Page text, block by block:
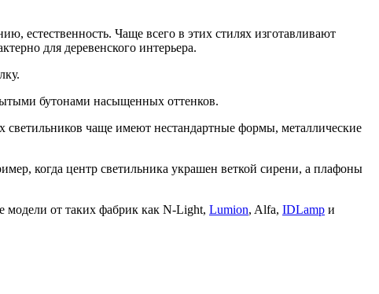
естественность. Чаще всего в этих стилях изготавливают
для деревенского интерьера.
бутонами насыщенных оттенков.
светильников чаще имеют нестандартные формы, металлические
когда центр светильника украшен веткой сирени, а плафоны
от таких фабрик как N-Light, Lumion, Alfa, IDLamp и